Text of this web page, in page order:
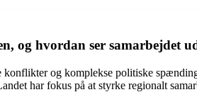
og hvordan ser samarbejdet
og komplekse politiske
har fokus på at styrke regionalt